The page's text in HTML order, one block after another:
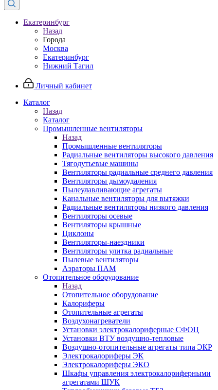
Екатеринбург
Назад
Города
Москва
Екатеринбург
Нижний Тагил
Личный кабинет
Каталог
Назад
Каталог
Промышленные вентиляторы
Назад
Промышленные вентиляторы
Радиальные вентиляторы высокого давления
Тягодутьевые машины
Вентиляторы радиальные среднего давления
Вентиляторы дымоудаления
Пылеулавливающие агрегаты
Канальные вентиляторы для вытяжки
Радиальные вентиляторы низкого давления
Вентиляторы осевые
Вентиляторы крышные
Циклоны
Вентиляторы-наездники
Вентиляторы улитка радиальные
Пылевые вентиляторы
Аэраторы ПАМ
Отопительное оборудование
Назад
Отопительное оборудование
Калориферы
Отопительные агрегаты
Воздухонагреватели
Установки электрокалориферные СФОЦ
Установки ВТУ воздушно-тепловые
Воздушно-отопительные агрегаты типа ЭКР
Электрокалориферы ЭК
Электрокалориферы ЭКО
Шкафы управления электрокалориферными
агрегатами ШУК